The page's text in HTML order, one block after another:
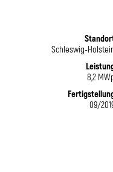
Schleswig-
8,2
09/